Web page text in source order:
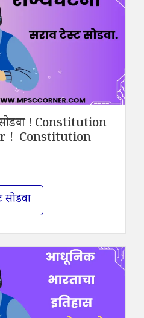
सोडवा ! Constitution
! Constitution
सोडवा